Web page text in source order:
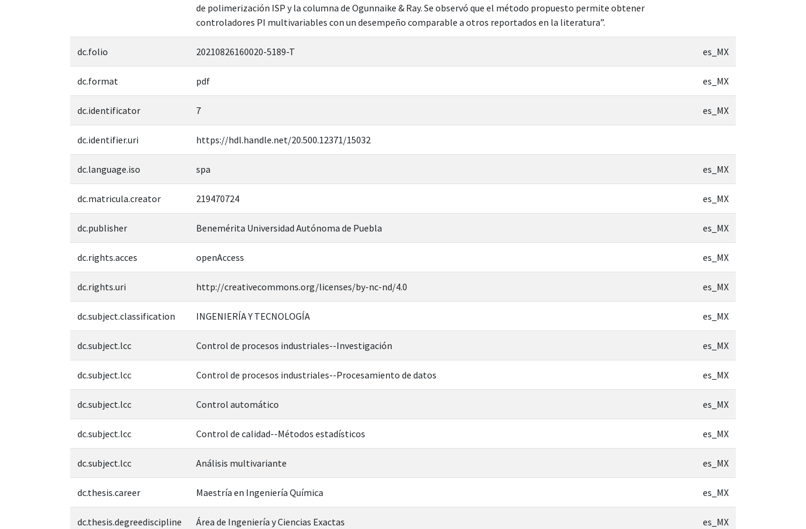
de polimerización ISP y la columna de Ogunnaike & Ray. Se observó que el método propuesto permite obtener
controladores PI multivariables con un desempeño comparable a otros reportados en la literatura”.
dc.folio 20210826160020-5189-T es_MX
dc.format pdf es_MX
dc.identificator 7 es_MX
dc.identifier.uri https://hdl.handle.net/20.500.12371/15032
dc.language.iso spa es_MX
dc.matricula.creator 219470724 es_MX
dc.publisher Benemérita Universidad Autónoma de Puebla es_MX
dc.rights.acces openAccess es_MX
dc.rights.uri http://creativecommons.org/licenses/by-nc-nd/4.0 es_MX
dc.subject.classification INGENIERÍA Y TECNOLOGÍA es_MX
dc.subject.lcc Control de procesos industriales--Investigación es_MX
dc.subject.lcc Control de procesos industriales--Procesamiento de datos es_MX
dc.subject.lcc Control automático es_MX
dc.subject.lcc Control de calidad--Métodos estadísticos es_MX
dc.subject.lcc Análisis multivariante es_MX
dc.thesis.career Maestría en Ingeniería Química es_MX
dc.thesis.degreediscipline Área de Ingeniería y Ciencias Exactas es_MX